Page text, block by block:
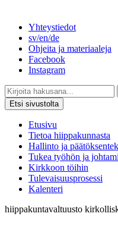
Yhteystiedot
sv/en/de
Ohjeita ja materiaaleja
Facebook
Instagram
Etsi sivustolta
Etusivu
Tietoa hiippakunnasta
Hallinto ja
Tukea työhön ja
Kirkkoon töihin
Tulevaisuusprosessi
Kalenteri
hiippakuntavaltuusto